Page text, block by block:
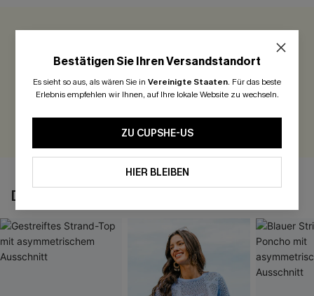
Seien Sie der Erste, der bewertet
300 Punkte für Ihre Bewertung!
DAS KÖNNTE IHNEN AUCH GEFALLEN
Bestätigen Sie Ihren Versandstandort
Es sieht so aus, als wären Sie in Vereinigte Staaten. Für das beste
Erlebnis empfehlen wir Ihnen, auf Ihre lokale Website zu wechseln.
ZU CUPSHE-US
HIER BLEIBEN